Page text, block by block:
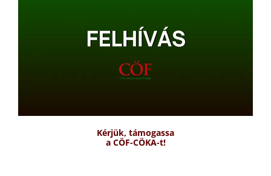
Kérjük, támogassa
a CÖF-CÖKA-t!